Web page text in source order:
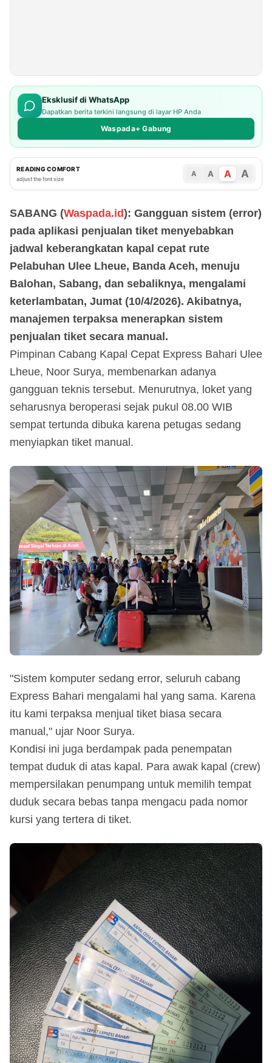
Eksklusif di WhatsApp
Dapatkan berita terkini langsung di layar HP Anda
Waspada+ Gabung
READING COMFORT
adjust the font size
A A A A
SABANG (Waspada.id): Gangguan sistem (error)
pada aplikasi penjualan tiket menyebabkan
jadwal keberangkatan kapal cepat rute
Pelabuhan Ulee Lheue, Banda Aceh, menuju
Balohan, Sabang, dan sebaliknya, mengalami
keterlambatan, Jumat (10/4/2026). Akibatnya,
manajemen terpaksa menerapkan sistem
penjualan tiket secara manual.
Pimpinan Cabang Kapal Cepat Express Bahari Ulee
Lheue, Noor Surya, membenarkan adanya
gangguan teknis tersebut. Menurutnya, loket yang
seharusnya beroperasi sejak pukul 08.00 WIB
sempat tertunda dibuka karena petugas sedang
menyiapkan tiket manual.
"Sistem komputer sedang error, seluruh cabang
Express Bahari mengalami hal yang sama. Karena
itu kami terpaksa menjual tiket biasa secara
manual," ujar Noor Surya.
Kondisi ini juga berdampak pada penempatan
tempat duduk di atas kapal. Para awak kapal (crew)
mempersilakan penumpang untuk memilih tempat
duduk secara bebas tanpa mengacu pada nomor
kursi yang tertera di tiket.